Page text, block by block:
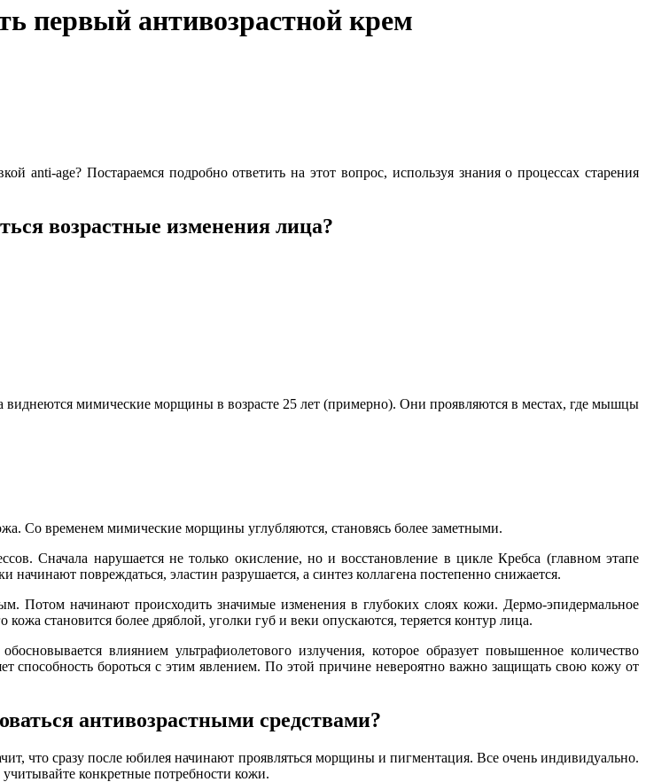
первый антивозрастной крем
anti-age? Постараемся подробно ответить на этот вопрос, используя знания о процессах старения
возрастные изменения лица?
мимические морщины в возрасте 25 лет (примерно). Они проявляются в местах, где мышцы
Со временем мимические морщины углубляются, становясь более заметными.
Сначала нарушается не только окисление, но и восстановление в цикле Кребса (главном этапе
повреждаться, эластин разрушается, а синтез коллагена постепенно снижается.
Потом начинают происходить значимые изменения в глубоких слоях кожи. Дермо-эпидермальное
становится более дряблой, уголки губ и веки опускаются, теряется контур лица.
влиянием ультрафиолетового излучения, которое образует повышенное количество
способность бороться с этим явлением. По этой причине невероятно важно защищать свою кожу от
антивозрастными средствами?
что сразу после юбилея начинают проявляться морщины и пигментация. Все очень индивидуально.
конкретные потребности кожи.